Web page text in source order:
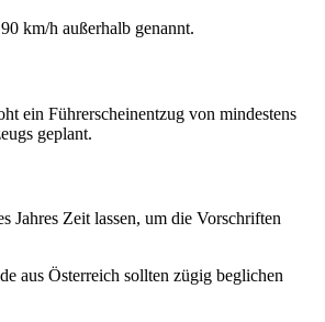
km/h außerhalb genannt.
ein Führerscheinentzug von mindestens
geplant.
Jahres Zeit lassen, um die Vorschriften
aus Österreich sollten zügig beglichen